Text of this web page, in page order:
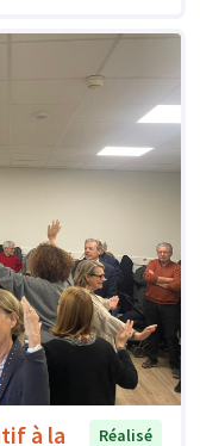
à la
Réalisé